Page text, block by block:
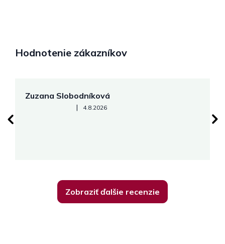
Hodnotenie zákazníkov
Zuzana Slobodníková
Hodnotenie obchodu je 5 z 5 hviezdičiek.
| 4.8.2026
Zobraziť ďalšie recenzie